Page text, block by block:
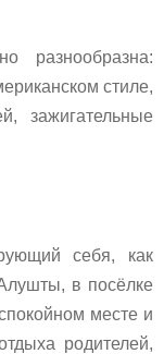
разнообразна:
стиле,
зажигательные
себя, как
в посёлке
месте и
родителей,